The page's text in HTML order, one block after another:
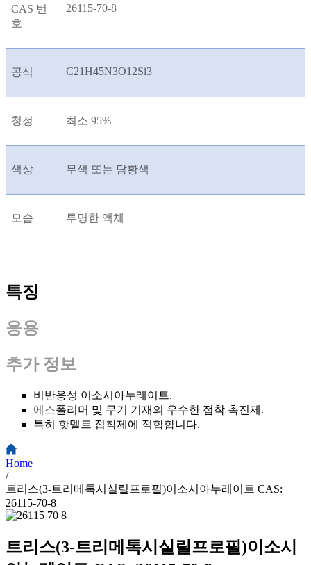
CAS 번
호
26115-70-8
공식 C21H45N3O12Si3
청정 최소 95%
색상 무색 또는 담황색
모습 투명한 액체
특징
응용
추가 정보
비반응성 이소시아누레이트.
에스폴리머 및 무기 기재의 우수한 접착 촉진제.
특히 핫멜트 접착제에 적합합니다.
Home
/
트리스(3-트리메톡시실릴프로필)이소시아누레이트 CAS:
26115-70-8
트리스(3-트리메톡시실릴프로필)이소시